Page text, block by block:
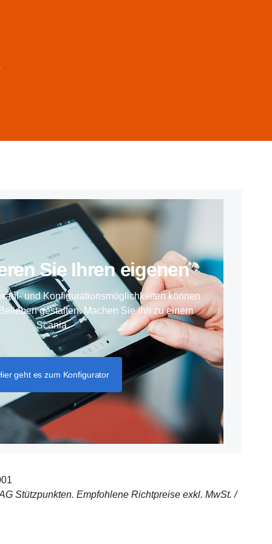
Sie Ihren eigenen
und Konfigurationsmöglichkeiten können
gestalten. Machen Sie ihn zu einem
Scania.
geht es zum Konfigurator
Stützpunkten. Empfohlene Richtpreise exkl. MwSt. /